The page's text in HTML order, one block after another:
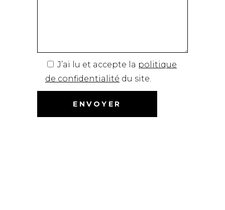
J’ai lu et accepte la politique
de confidentialité du site.